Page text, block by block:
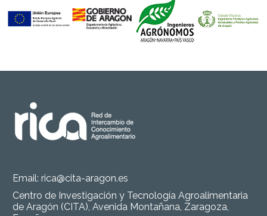
Email: rica@cita-aragon.es
Centro de Investigación y Tecnología Agroalimentaria
de Aragón (CITA), Avenida Montañana, Zaragoza,